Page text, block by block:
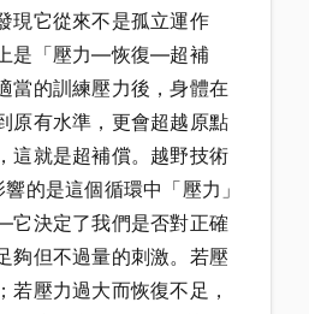
現它從來不是孤立運作
是「壓力—恢復—超補
當的訓練壓力後，身體在
原有水準，更會超越原點
這就是超補償。越野技術
的是這個循環中「壓力」
決定了我們是否對正確
夠但不過量的刺激。若壓
若壓力過大而恢復不足，